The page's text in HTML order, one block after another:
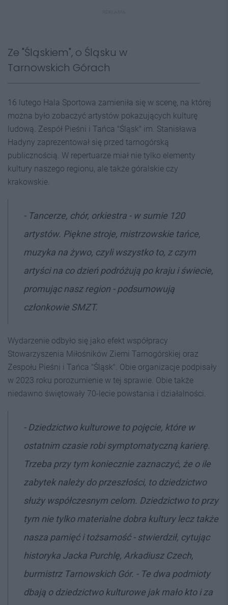
Ze "Śląskiem", o Śląsku w
Tarnowskich Górach
16 lutego Hala Sportowa zamieniła się w scenę, na której
można było zobaczyć artystów pokazujących kulturę
ludową. Zespół Pieśni i Tańca "Śląsk" im. Stanisława
Hadyny zaprezentował się przed tarnogórską
publicznością. W repertuarze miał nie tylko elementy
kultury naszego regionu, ale także góralskie czy
krakowskie.
- Tancerze, chór, orkiestra - w sumie 120
artystów. Piękne stroje, mistrzowskie tańce,
muzyka na żywo, czyli wszystko to, z czym
artyści na co dzień podróżują po kraju i świecie,
promując nasz region - podsumowują
członkowie SMZT.
Wydarzenie odbyło się jako efekt współpracy
Stowarzyszenia Miłośników Ziemi Tarnogórskiej oraz
Zespołu Pieśni i Tańca "Śląsk". Obie organizacje podpisały
w 2023 roku porozumienie w tej sprawie. Obie także
niedawno świętowały 70-lecie powstania i działalności.
- Dziedzictwo kulturowe to pojęcie, które w
ostatnim czasie robi symptomatyczną karierę.
Trzeba przy tym koniecznie zaznaczyć, że o ile
zabytek należy do przeszłości, to dziedzictwo
służy współczesnym celom. Dziedzictwo to przy
tym nie tylko materialne dobra kultury lecz także
nasza pamięć i tożsamość - stwierdził, cytując
historyka Jacka Purchlę, Arkadiusz Czech,
burmistrz Tarnowskich Gór. - Te dwa podmioty
dbają o dziedzictwo kulturowe jak mało kto i za